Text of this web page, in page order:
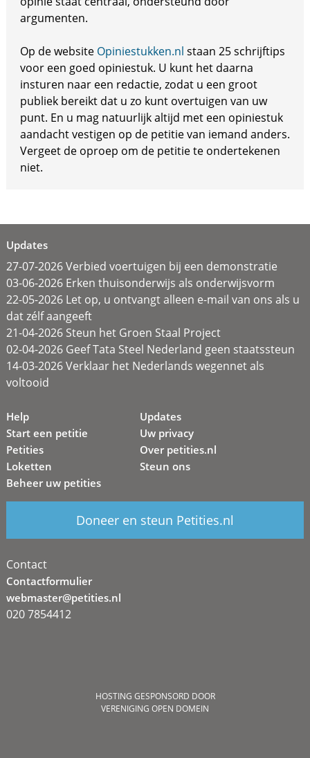
argumenten.
Op de website Opiniestukken.nl staan 25 schrijftips
voor een goed opiniestuk. U kunt het daarna
insturen naar een redactie, zodat u een groot
publiek bereikt dat u zo kunt overtuigen van uw
punt. En u mag natuurlijk altijd met een opiniestuk
aandacht vestigen op de petitie van iemand anders.
Vergeet de oproep om de petitie te ondertekenen
niet.
Updates
27-07-2026 Verbied voertuigen bij een demonstratie
03-06-2026 Erken thuisonderwijs als onderwijsvorm
22-05-2026 Let op, u ontvangt alleen e-mail van ons als u
dat zélf aangeeft
21-04-2026 Steun het Groen Staal Project
02-04-2026 Geef Tata Steel Nederland geen staatssteun
14-03-2026 Verklaar het Nederlands wegennet als
voltooid
Help
Start een petitie
Petities
Loketten
Beheer uw petities
Updates
Uw privacy
Over petities.nl
Steun ons
Doneer en steun Petities.nl
Contact
Contactformulier
webmaster@petities.nl
020 7854412
HOSTING GESPONSORD DOOR
VERENIGING OPEN DOMEIN